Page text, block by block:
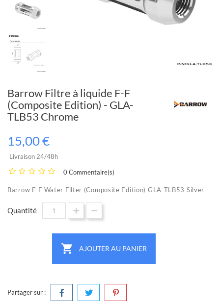
Barrow Filtre à liquide F-F
(Composite Edition) - GLA-
TLB53 Chrome
15,00 €
Livraison 24/48h
0 Commentaire(s)
Barrow F-F Water Filter (Composite Edition) GLA-TLB53 Silver
Quantité
 AJOUTER AU PANIER
Partager sur :